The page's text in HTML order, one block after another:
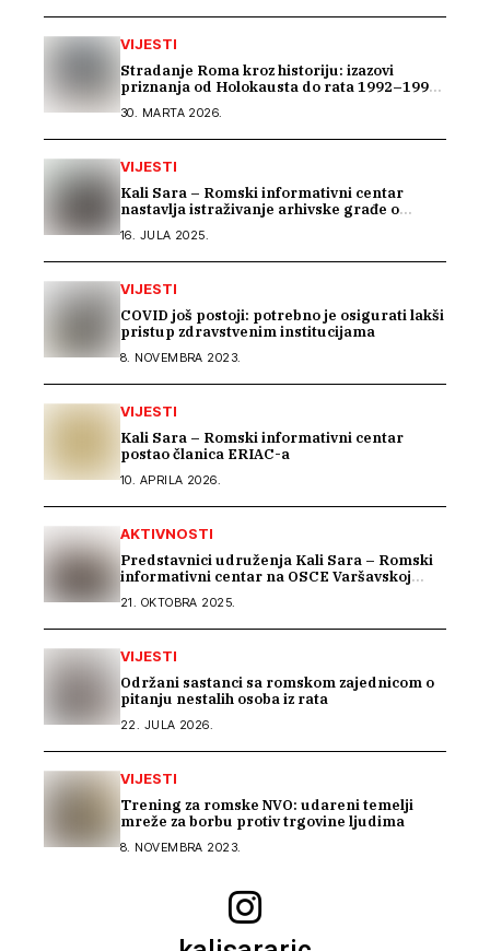
VIJESTI
Stradanje Roma kroz historiju: izazovi
priznanja od Holokausta do rata 1992–1995
30. MARTA 2026.
VIJESTI
Kali Sara – Romski informativni centar
nastavlja istraživanje arhivske građe o
Srpske
16. JULA 2025.
VIJESTI
COVID još postoji: potrebno je osigurati lakši
pristup zdravstvenim institucijama
8. NOVEMBRA 2023.
VIJESTI
Kali Sara – Romski informativni centar
postao članica ERIAC-a
10. APRILA 2026.
AKTIVNOSTI
Predstavnici udruženja Kali Sara – Romski
informativni centar na OSCE Varšavskoj
Roma na području Podrinja u periodu 1992–
1995. godine
21. OKTOBRA 2025.
VIJESTI
Održani sastanci sa romskom zajednicom o
pitanju nestalih osoba iz rata
22. JULA 2026.
VIJESTI
Trening za romske NVO: udareni temelji
mreže za borbu protiv trgovine ljudima
8. NOVEMBRA 2023.